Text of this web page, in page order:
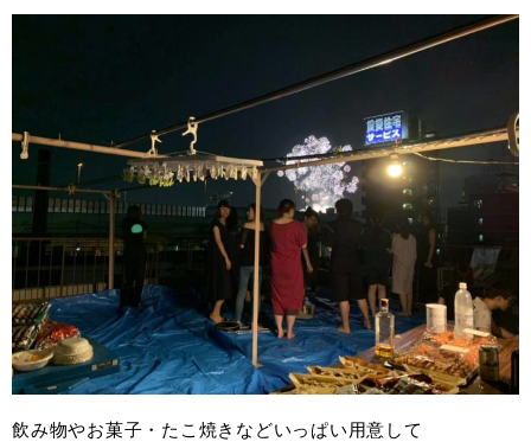
飲み物やお菓子・たこ焼きなどいっぱい用意して